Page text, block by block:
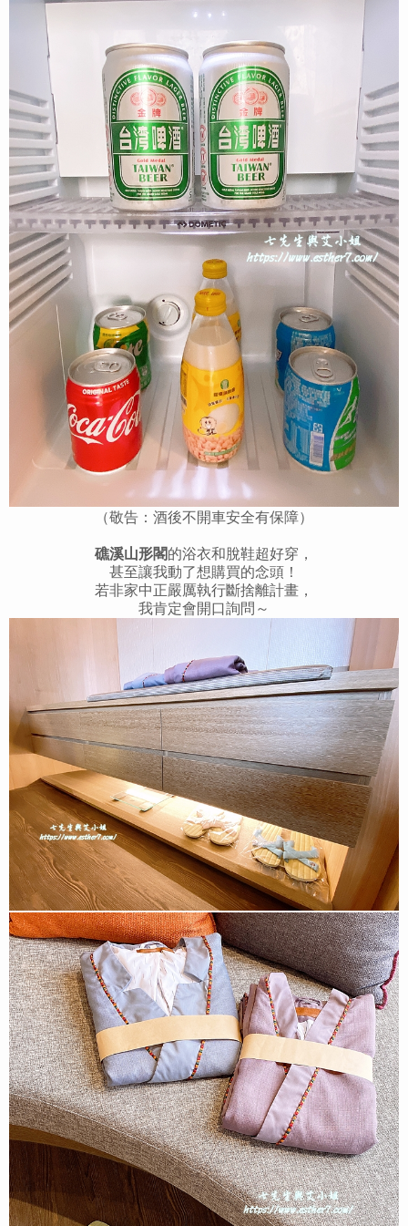
（敬告：酒後不開車安全有保障）
礁溪山形閣的浴衣和脫鞋超好穿，
甚至讓我動了想購買的念頭！
若非家中正嚴厲執行斷捨離計畫，
我肯定會開口詢問～